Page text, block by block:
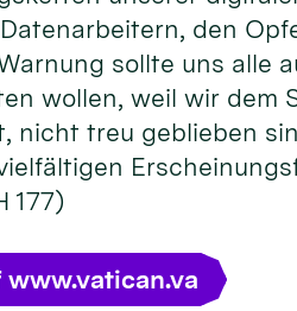
den
sollte uns alle
wollen, weil wir dem
nicht treu geblieben
177)